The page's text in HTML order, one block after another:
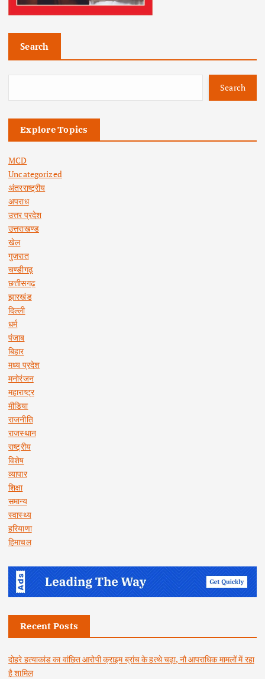
Search
Search
Explore Topics
MCD
Uncategorized
अंतरराष्ट्रीय
अपराध
उत्तर प्रदेश
उत्तराखण्ड
खेल
गुजरात
चण्डीगढ़
छत्तीसगढ़
झारखंड
दिल्ली
धर्म
पंजाब
बिहार
मध्य प्रदेश
मनोरंजन
महाराष्ट्र
मीडिया
राजनीति
राजस्थान
राष्ट्रीय
विशेष
व्यापार
शिक्षा
समान्य
स्वास्थ्य
हरियाणा
हिमाचल
Recent Posts
दोहरे हत्याकांड का वांछित आरोपी क्राइम ब्रांच के हत्थे चढ़ा, नौ आपराधिक मामलों में रहा
है शामिल